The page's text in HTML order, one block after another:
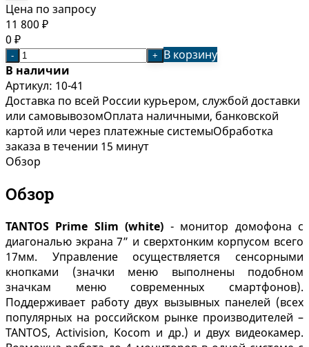
Цена по запросу
11 800 ₽
0 ₽
- +
В корзину
В наличии
Артикул: 10-41
Доставка по всей России курьером, службой доставки
или самовывозомОплата наличными, банковской
картой или через платежные системыОбработка
заказа в течении 15 минут
Обзор
Обзор
TANTOS Prime Slim (white) - монитор домофона с
диагональю экрана 7” и сверхтонким корпусом всего
17мм. Управление осуществляется сенсорными
кнопками (значки меню выполнены подобном
значкам меню современных смартфонов).
Поддерживает работу двух вызывных панелей (всех
популярных на российском рынке производителей –
TANTOS, Activision, Kocom и др.) и двух видеокамер.